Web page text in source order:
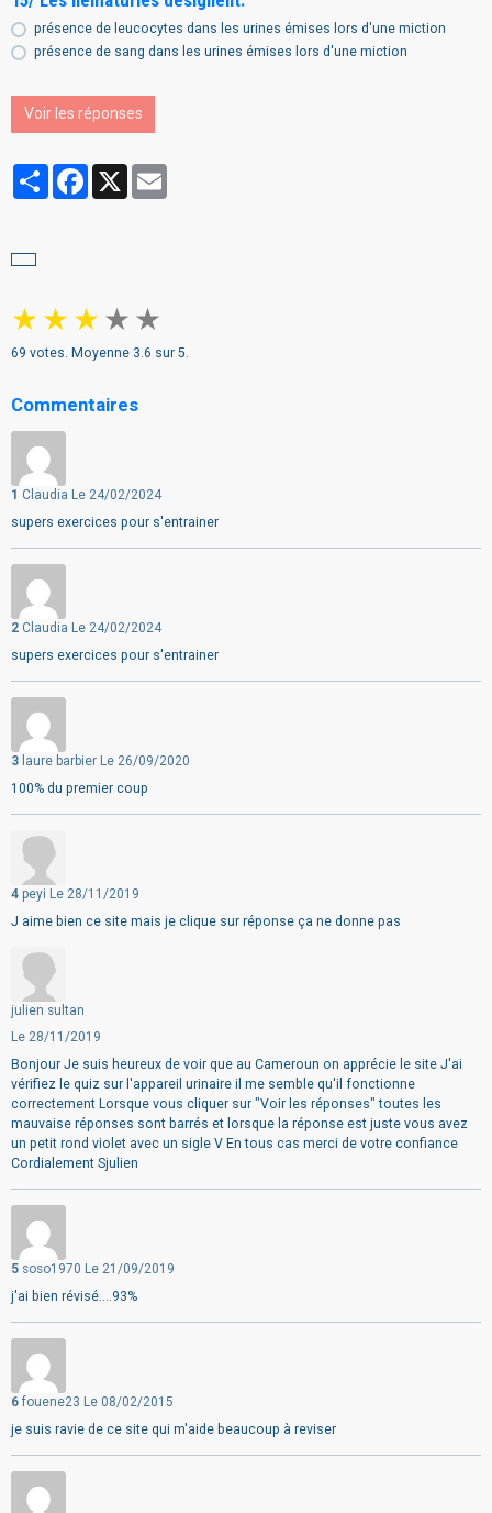
présence de leucocytes dans les urines émises lors d'une miction
présence de sang dans les urines émises lors d'une miction
Voir les réponses
PartagerFacebook
X
★ ★ ★ ★ ★
69 votes. Moyenne 3.6 sur 5.
Commentaires
1 Claudia Le 24/02/2024
supers exercices pour s'entrainer
2 Claudia Le 24/02/2024
supers exercices pour s'entrainer
3 laure barbier Le 26/09/2020
100% du premier coup
4 peyi Le 28/11/2019
J aime bien ce site mais je clique sur réponse ça ne donne pas
julien sultan
Le 28/11/2019
Bonjour Je suis heureux de voir que au Cameroun on apprécie le site J'ai
vérifiez le quiz sur l'appareil urinaire il me semble qu'il fonctionne
correctement Lorsque vous cliquer sur "Voir les réponses" toutes les
mauvaise réponses sont barrés et lorsque la réponse est juste vous avez
un petit rond violet avec un sigle V En tous cas merci de votre confiance
Cordialement Sjulien
5 soso1970 Le 21/09/2019
j'ai bien révisé....93%
6 fouene23 Le 08/02/2015
je suis ravie de ce site qui m'aide beaucoup à reviser